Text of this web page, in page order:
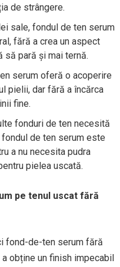
de strângere.
sale, fondul de ten serum
fără a crea un aspect
să pară și mai ternă.
serum oferă o acoperire
pielii, dar fără a încărca
fine.
fonduri de ten necesită
de ten serum este
a nu necesita pudra
pielea uscată.
pe tenul uscat fără
fond-de-ten serum fără
obține un finish impecabil